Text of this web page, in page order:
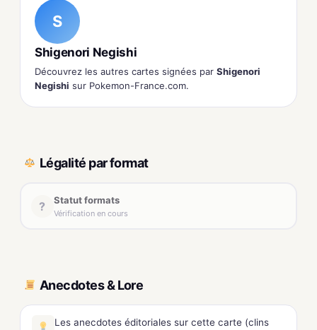
S
Shigenori Negishi
Découvrez les autres cartes signées par Shigenori
Negishi sur Pokemon-France.com.
Légalité par format
? Statut formats
Vérification en cours
Anecdotes & Lore
Les anecdotes éditoriales sur cette carte (clins